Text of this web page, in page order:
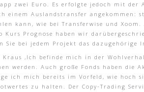
zwei Euro. Es erfolgte jedoch mit der
einem Auslandstransfer angekommen:
kann, wie bei Transferwise und
Prognose haben wir
bei jedem Projekt das
,Ich befinde mich in der
werden. Auch große Fonds haben die
ich mich bereits im Vorfeld, wie hoch
zu halten. Der Copy-Trading